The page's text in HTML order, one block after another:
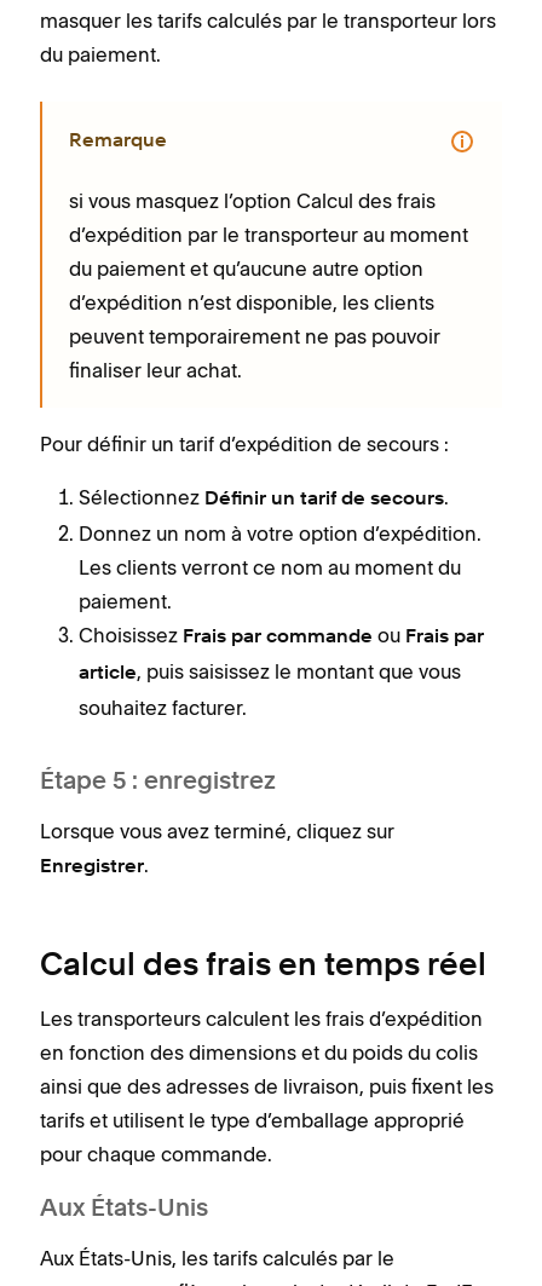
masquer les tarifs calculés par le transporteur lors
du paiement.
Remarque
si vous masquez l’option Calcul des frais
d’expédition par le transporteur au moment
du paiement et qu’aucune autre option
d’expédition n’est disponible, les clients
peuvent temporairement ne pas pouvoir
finaliser leur achat.
Pour définir un tarif d’expédition de secours :
Sélectionnez Définir un tarif de secours.
Donnez un nom à votre option d’expédition.
Les clients verront ce nom au moment du
paiement.
Choisissez Frais par commande ou Frais par
article, puis saisissez le montant que vous
souhaitez facturer.
Étape 5 : enregistrez
Lorsque vous avez terminé, cliquez sur
Enregistrer.
Calcul des frais en temps réel
Les transporteurs calculent les frais d’expédition
en fonction des dimensions et du poids du colis
ainsi que des adresses de livraison, puis fixent les
tarifs et utilisent le type d’emballage approprié
pour chaque commande.
Aux États-Unis
Aux États-Unis, les tarifs calculés par le